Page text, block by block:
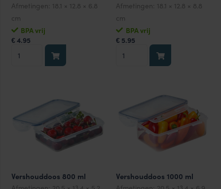
Afmetingen:
18.1 × 12.8 × 6.8
cm
BPA vrij
€ 4.95
Vershouddoos
Afmetingen:
18.1 × 12.8 × 8.8
cm
BPA vrij
€ 5.95
Vershouddoos
Vershouddoos 800 ml Vershouddoos 1000 ml